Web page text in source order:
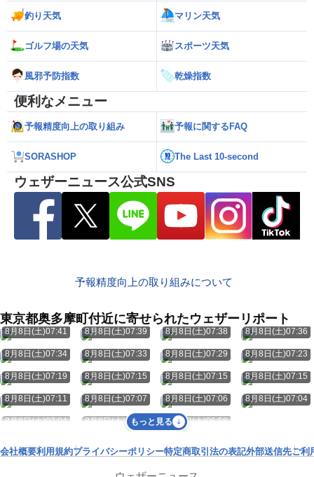
釣り天気 マリン天気
ゴルフ場の天気 スポーツ天気
風邪予防指数 乾燥指数
便利なメニュー
予報精度向上の取り組み 予報に関するFAQ
SORASHOP The Last 10-second
ウェザーニュース公式SNS
予報精度向上の取り組みについて
東京都奥多摩町付近に寄せられたウェザーリポート
8月8日(土)07:41 8月8日(土)07:39 8月8日(土)07:38 8月8日(土)07:36
8月8日(土)07:34 8月8日(土)07:33 8月8日(土)07:29 8月8日(土)07:23
8月8日(土)07:19 8月8日(土)07:15 8月8日(土)07:15 8月8日(土)07:15
8月8日(土)07:11 8月8日(土)07:07 8月8日(土)07:06 8月8日(土)07:04
8月8日(土)07:04 8月8日(土)07:04 8月8日(土)06:58
もっと見る
会社概要利用規約プライバシーポリシー特定商取引法の表記外部送信先ご利